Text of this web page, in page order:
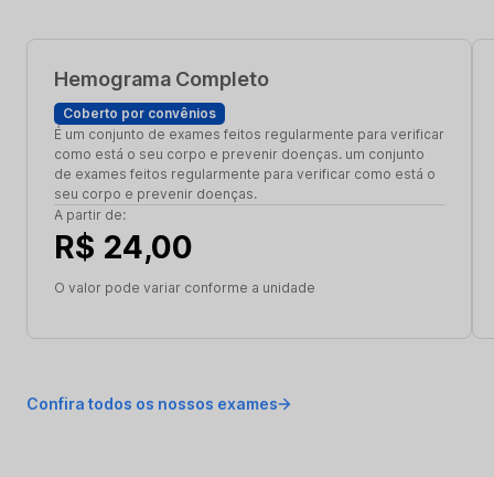
Hemograma Completo
Coberto por convênios
É um conjunto de exames feitos regularmente para verificar
como está o seu corpo e prevenir doenças. um conjunto
de exames feitos regularmente para verificar como está o
seu corpo e prevenir doenças.
A partir de:
R$ 24,00
O valor pode variar conforme a unidade
Confira todos os nossos exames